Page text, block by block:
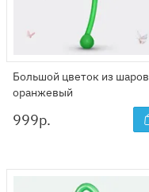
Большой цветок из шаров
оранжевый
999р.